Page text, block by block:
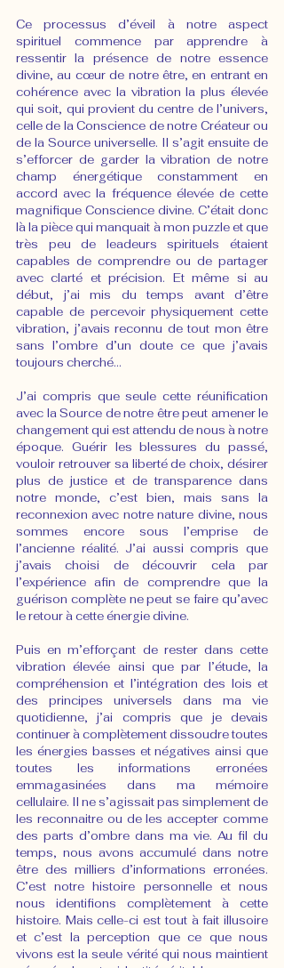
Ce processus d’éveil à notre aspect
spirituel commence par apprendre à
ressentir la présence de notre essence
divine, au cœur de notre être, en entrant en
cohérence avec la vibration la plus élevée
qui soit, qui provient du centre de l’univers,
celle de la Conscience de notre Créateur ou
de la Source universelle. Il s’agit ensuite de
s’efforcer de garder la vibration de notre
champ énergétique constamment en
accord avec la fréquence élevée de cette
magnifique Conscience divine. C’était donc
là la pièce qui manquait à mon puzzle et que
très peu de leadeurs spirituels étaient
capables de comprendre ou de partager
avec clarté et précision. Et même si au
début, j’ai mis du temps avant d’être
capable de percevoir physiquement cette
vibration, j’avais reconnu de tout mon être
sans l’ombre d’un doute ce que j’avais
toujours cherché…
J’ai compris que seule cette réunification
avec la Source de notre être peut amener le
changement qui est attendu de nous à notre
époque. Guérir les blessures du passé,
vouloir retrouver sa liberté de choix, désirer
plus de justice et de transparence dans
notre monde, c’est bien, mais sans la
reconnexion avec notre nature divine, nous
sommes encore sous l’emprise de
l’ancienne réalité. J’ai aussi compris que
j’avais choisi de découvrir cela par
l’expérience afin de comprendre que la
guérison complète ne peut se faire qu’avec
le retour à cette énergie divine.
Puis en m’efforçant de rester dans cette
vibration élevée ainsi que par l’étude, la
compréhension et l’intégration des lois et
des principes universels dans ma vie
quotidienne, j’ai compris que je devais
continuer à complètement dissoudre toutes
les énergies basses et négatives ainsi que
toutes les informations erronées
emmagasinées dans ma mémoire
cellulaire. Il ne s’agissait pas simplement de
les reconnaitre ou de les accepter comme
des parts d’ombre dans ma vie. Au fil du
temps, nous avons accumulé dans notre
être des milliers d’informations erronées.
C’est notre histoire personnelle et nous
nous identifions complètement à cette
histoire. Mais celle-ci est tout à fait illusoire
et c’est la perception que ce que nous
vivons est la seule vérité qui nous maintient